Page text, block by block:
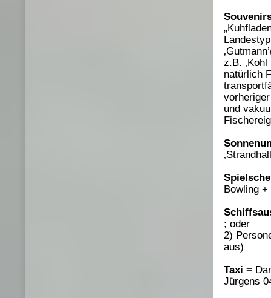
z.B.
natürlich
und
Bowling
; oder
2)
aus)
Taxi =
Jürgens